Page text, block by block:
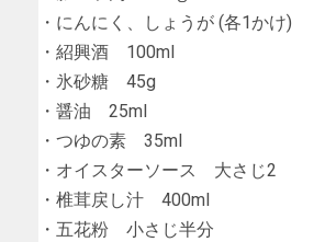
・にんにく、しょうが (各1かけ)
・紹興酒 100ml
・氷砂糖 45g
・醤油 25ml
・つゆの素 35ml
・オイスターソース 大さじ2
・椎茸戻し汁 400ml
・五花粉 小さじ半分